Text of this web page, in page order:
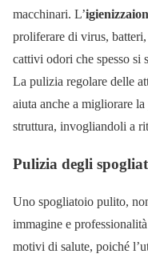
macchinari. L’
proliferare di virus,
cattivi odori che spesso si
La pulizia regolare delle
aiuta anche a migliorare
struttura, invogliandoli a
Pulizia degli
Uno spogliatoio pulito,
immagine e
motivi di salute, poiché